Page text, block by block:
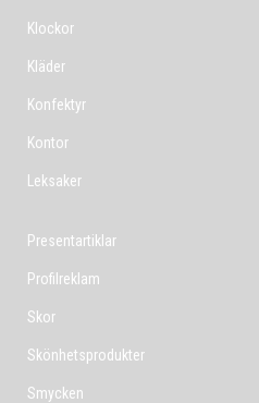
Klockor
Kläder
Konfektyr
Kontor
Leksaker
Presentartiklar
Profilreklam
Skor
Skönhetsprodukter
Smycken